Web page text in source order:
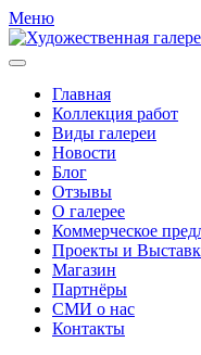
Меню
Главная
Коллекция работ
Виды галереи
Новости
Блог
Отзывы
О галерее
Коммерческое
Проекты и
Магазин
Партнёры
СМИ о нас
Контакты